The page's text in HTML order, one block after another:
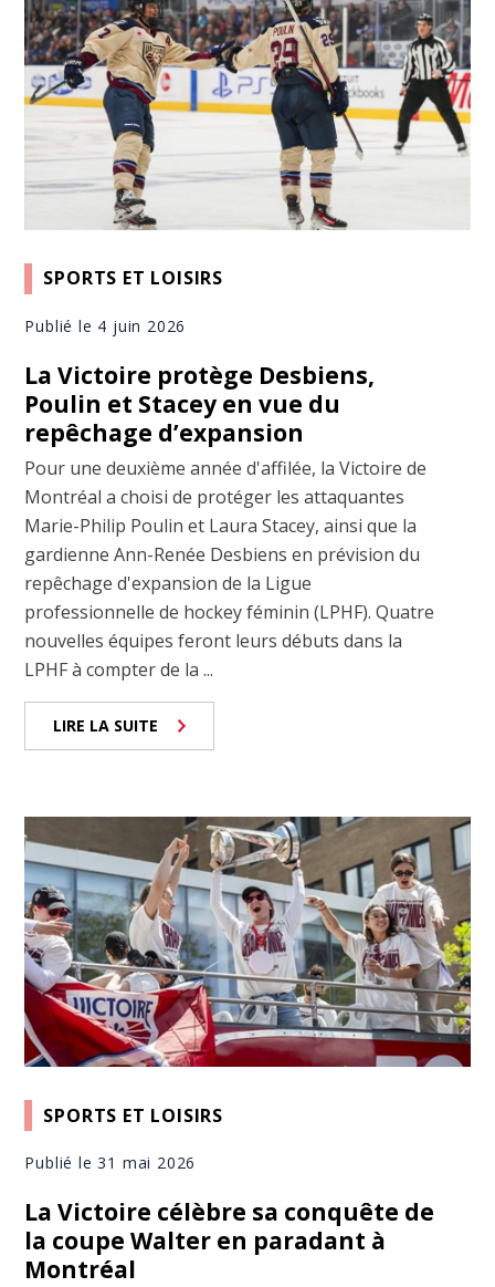
SPORTS ET LOISIRS
Publié le 4 juin 2026
La Victoire protège Desbiens,
Poulin et Stacey en vue du
repêchage d’expansion
Pour une deuxième année d'affilée, la Victoire de
Montréal a choisi de protéger les attaquantes
Marie-Philip Poulin et Laura Stacey, ainsi que la
gardienne Ann-Renée Desbiens en prévision du
repêchage d'expansion de la Ligue
professionnelle de hockey féminin (LPHF). Quatre
nouvelles équipes feront leurs débuts dans la
LPHF à compter de la ...
LIRE LA SUITE
SPORTS ET LOISIRS
Publié le 31 mai 2026
La Victoire célèbre sa conquête de
la coupe Walter en paradant à
Montréal